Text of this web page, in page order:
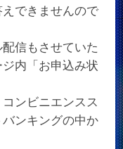
えできませんので
信もさせていた
内「お申込み状
ンビニエンスス
バンキングの中か